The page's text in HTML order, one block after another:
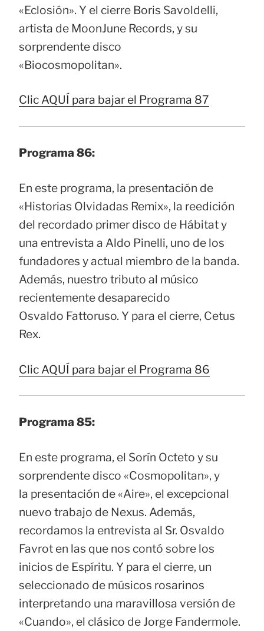
«Eclosión». Y el cierre Boris Savoldelli,
artista de MoonJune Records, y su
sorprendente disco
«Biocosmopolitan».
Clic AQUÍ para bajar el Programa 87
Programa 86:
En este programa, la presentación de
«Historias Olvidadas Remix», la reedición
del recordado primer disco de Hábitat y
una entrevista a Aldo Pinelli, uno de los
fundadores y actual miembro de la banda.
Además, nuestro tributo al músico
recientemente desaparecido
Osvaldo Fattoruso. Y para el cierre, Cetus
Rex.
Clic AQUÍ para bajar el Programa 86
Programa 85:
En este programa, el Sorín Octeto y su
sorprendente disco «Cosmopolitan», y
la presentación de «Aire», el excepcional
nuevo trabajo de Nexus. Además,
recordamos la entrevista al Sr. Osvaldo
Favrot en las que nos contó sobre los
inicios de Espíritu. Y para el cierre, un
seleccionado de músicos rosarinos
interpretando una maravillosa versión de
«Cuando», el clásico de Jorge Fandermole.